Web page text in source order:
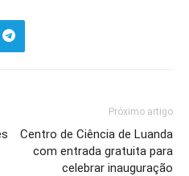
Próximo artigo
Centro de Ciência de Luanda
com entrada gratuita para
celebrar inauguração